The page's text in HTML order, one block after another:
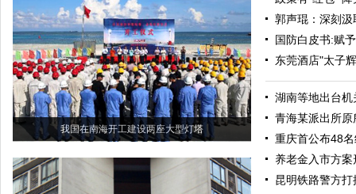
我国在南海开工建设两座大型灯塔
郭声琨：深刻
国防白皮书:赋
东莞酒店"太子
湖南等地出台
青海某派出所
重庆首公布48
养老金入市方
昆明铁路警方